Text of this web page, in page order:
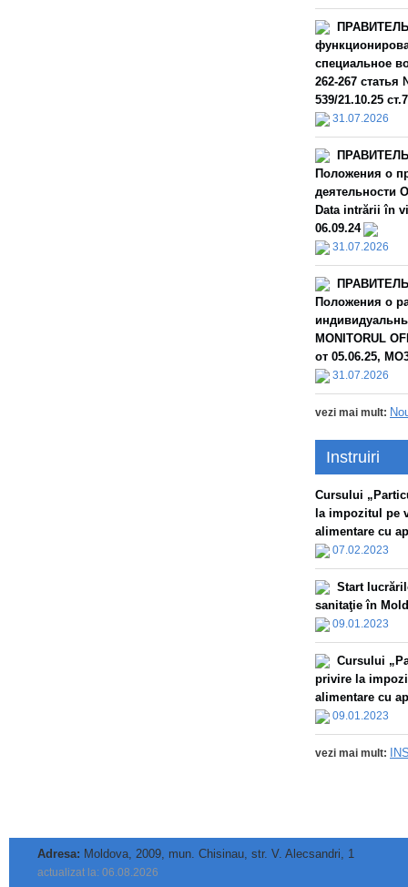
специальное
262-267
539/21.10.25
31.07.2026
Положения о
деятельности
Data intrării în
06.09.24
31.07.2026
Положения о
MONITORUL
от 05.06.25,
31.07.2026
vezi mai mult:
Instruiri
Сursului
la impozitul pe
alimentare cu
07.02.2023
Start
sanitaţie în
09.01.2023
Сursului
privire la
alimentare cu
09.01.2023
vezi mai mult:
Adresa: Moldova, 2009, mun. Chisinau, str. V. Alecsandri, 1
actualizat la: 06.08.2026